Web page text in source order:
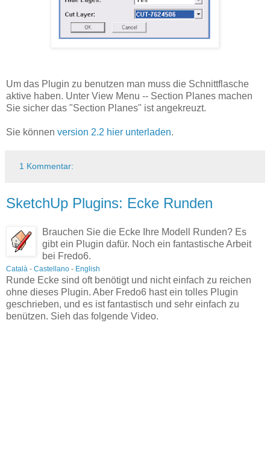
Um das Plugin zu benutzen man muss die Schnittflasche
aktive haben. Unter View Menu -- Section Planes machen
Sie sicher das "Section Planes" ist angekreuzt.
Sie können version 2.2 hier unterladen.
1 Kommentar:
SketchUp Plugins: Ecke Runden
Brauchen Sie die Ecke Ihre Modell Runden? Es
gibt ein Plugin dafür. Noch ein fantastische Arbeit
bei Fredo6.
Català - Castellano - English
Runde Ecke sind oft benötigt und nicht einfach zu reichen
ohne dieses Plugin. Aber Fredo6 hast ein tolles Plugin
geschrieben, und es ist fantastisch und sehr einfach zu
benützen. Sieh das folgende Video.